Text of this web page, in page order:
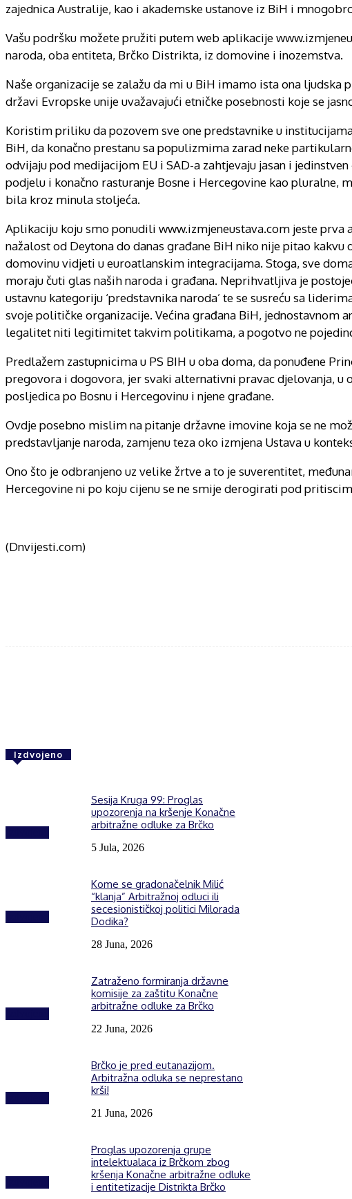
zajednica Australije, kao i akademske ustanove iz BiH i
Vašu podršku možete pružiti putem web aplikacije
naroda, oba entiteta, Brčko Distrikta, iz domovine i inozemstva.
Naše organizacije se zalažu da mi u BiH imamo ista ona
državi Evropske unije uvažavajući etničke posebnosti koje se
Koristim priliku da pozovem sve one predstavnike u
BiH, da konačno prestanu sa populizmima zarad neke
odvijaju pod medijacijom EU i SAD-a zahtjevaju jasan i
podjelu i konačno rasturanje Bosne i Hercegovine kao
bila kroz minula stoljeća.
Aplikaciju koju smo ponudili www.izmjeneustava.com jeste prva
nažalost od Deytona do danas građane BiH niko nije pitao
domovinu vidjeti u euroatlanskim integracijama. Stoga, sve
moraju čuti glas naših naroda i građana. Neprihvatljiva je
ustavnu kategoriju ‘predstavnika naroda’ te se susreću sa
svoje političke organizacije. Većina građana BiH, jednostavnom
legalitet niti legitimitet takvim politikama, a pogotvo ne
Predlažem zastupnicima u PS BIH u oba doma, da ponuđene
pregovora i dogovora, jer svaki alternativni pravac djelovanja,
posljedica po Bosnu i Hercegovinu i njene građane.
Ovdje posebno mislim na pitanje državne imovine koja se ne
predstavljanje naroda, zamjenu teza oko izmjena Ustava u
Ono što je odbranjeno uz velike žrtve a to je suverentitet,
Hercegovine ni po koju cijenu se ne smije derogirati pod
(Dnvijesti.com)
Izdvojeno
Sesija Kruga 99: Proglas
upozorenja na kršenje Konačne
arbitražne odluke za Brčko
5 Jula, 2026
Kome se gradonačelnik Milić
“klanja” Arbitražnoj odluci ili
secesionističkoj politici Milorada
Dodika?
28 Juna, 2026
Zatraženo formiranja državne
komisije za zaštitu Konačne
arbitražne odluke za Brčko
22 Juna, 2026
Brčko je pred eutanazijom.
Arbitražna odluka se neprestano
krši!
21 Juna, 2026
Proglas upozorenja grupe
intelektualaca iz Brčkom zbog
kršenja Konačne arbitražne odluke
i entitetizacije Distrikta Brčko